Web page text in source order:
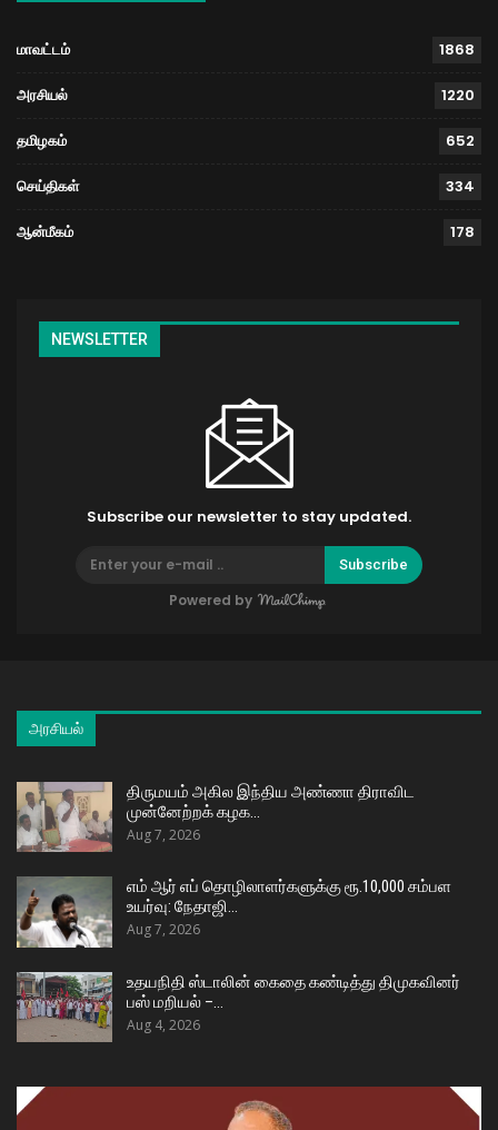
மாவட்டம் 1868
அரசியல் 1220
தமிழகம் 652
செய்திகள் 334
ஆன்மீகம் 178
NEWSLETTER
Subscribe our newsletter to stay updated.
Subscribe
Powered by
அரசியல்
திருமயம் அகில இந்திய அண்ணா திராவிட
முன்னேற்றக் கழக…
Aug 7, 2026
எம் ஆர் எப் தொழிலாளர்களுக்கு ரூ.10,000 சம்பள
உயர்வு: நேதாஜி…
Aug 7, 2026
உதயநிதி ஸ்டாலின் கைதை கண்டித்து திமுகவினர்
பஸ் மறியல் –…
Aug 4, 2026